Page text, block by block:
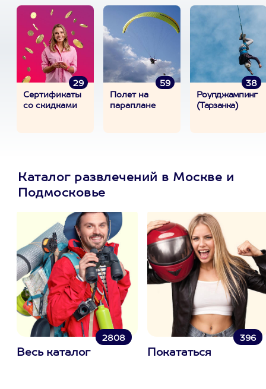
29
Сертификаты
со скидками
59
Полет на
параплане
38
Роупджампинг
(Тарзанка)
Каталог развлечений в Москве и
Подмосковье
2808
Весь каталог
396
Покататься